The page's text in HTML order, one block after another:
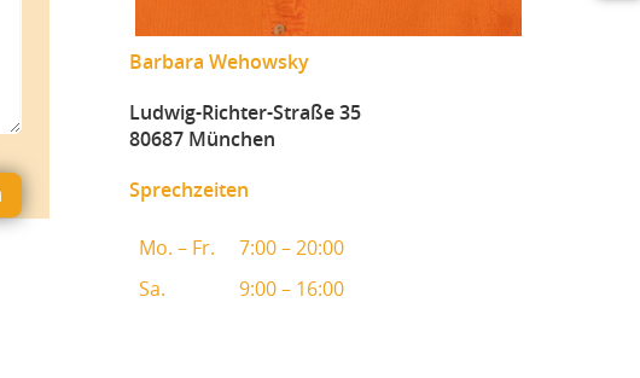
Barbara Wehowsky
Ludwig-Richter-Straße 35
80687 München
Sprechzeiten
Mo. – Fr.
7:00 – 20:00
Sa.
9:00 – 16:00